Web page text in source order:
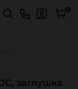
0
заглушка